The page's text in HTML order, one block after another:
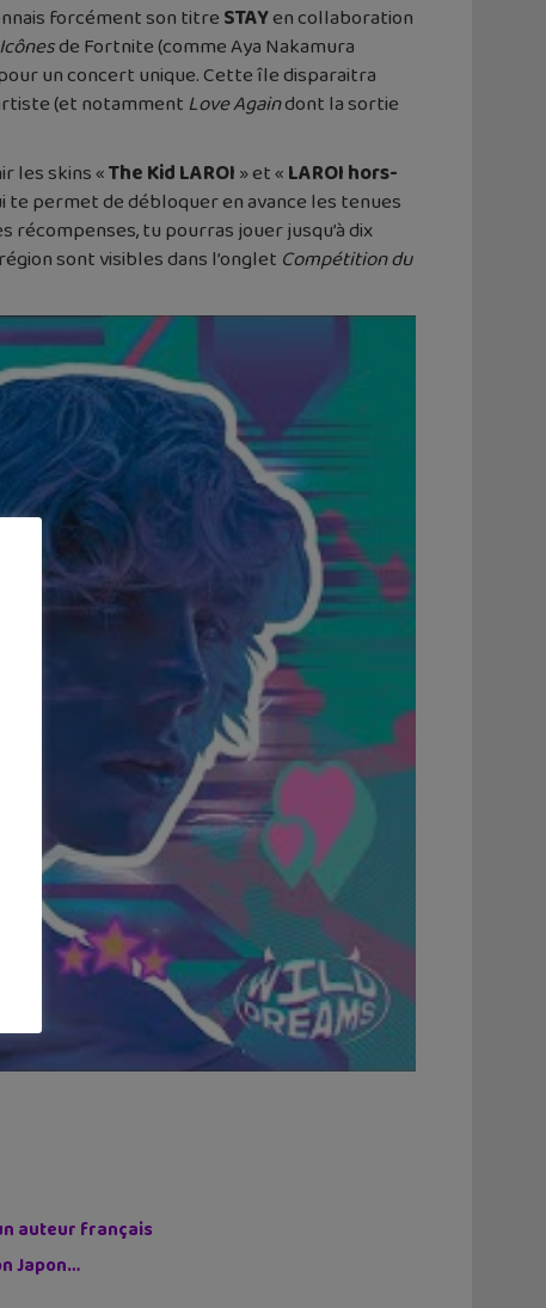
forcément son titreSTAYen collaboration
Icônesde Fortnite (comme Aya Nakamura
un concert unique. Cette île disparaitra
(et notamment Love Againdont la sortie
les skins «The Kid LAROI» et «LAROI hors-
te permet de débloquer en avance les tenues
tu pourras jouer jusqu’à dix
sont visibles dans l’onglet Compétition du
auteur français
Japon…